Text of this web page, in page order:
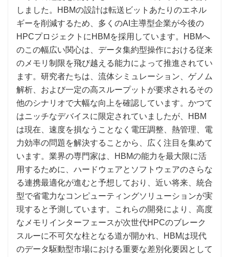
しました。HBMの設計は転送ビットあたりのエネル
ギーを削減するため、多くのAI主導型企業が今後の
HPCプロジェクトにHBMを採用しています。HBMへ
のこの幅広い関心は、データ集約型操作における従来
のメモリ制限を飛び越える能力によって推進されてい
ます。研究者たちは、流体シミュレーション、ゲノム
解析、および一定の高スループットが要求されるその
他のシナリオで大幅な向上を確認しています。かつて
はニッチなデバイスに限定されていましたが、HBM
は現在、速度を損なうことなく電圧調整、熱管理、電
力効率の問題を解決することから、広く注目を集めて
います。業界の専門家は、HBMの能力を最大限に活
用するために、ハードウェアとソフトウェアのさらな
る連携最適化が進むと予想しており、近い将来、統合
型で省電力なコンピューティングソリューションが実
現すると予測しています。これらの開発により、高度
なメモリインターフェースが次世代HPCのブレーク
スルーに不可欠な柱となる道が開かれ、HBMは現代
のデータ駆動型市場における重要な差別化要因として